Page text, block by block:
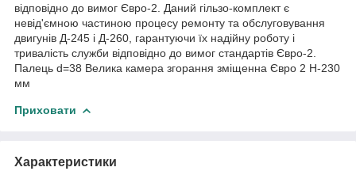
відповідно до вимог Євро-2. Даний гільзо-комплект є
невід'ємною частиною процесу ремонту та обслуговування
двигунів Д-245 і Д-260, гарантуючи їх надійну роботу і
тривалість служби відповідно до вимог стандартів Євро-2.
Палець d=38 Велика камера згорання зміщенна Євро 2 H-230
мм
Приховати
Характеристики